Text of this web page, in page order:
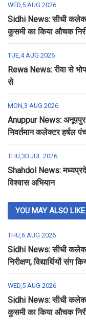
WED,5 AUG 2026
Sidhi News: सीधी
कुसमी का किया औचक
TUE,4 AUG 2026
Rewa News: रीवा से
से
MON,3 AUG 2026
Anuppur News: अनूपपुर
निवर्तमान कलेक्टर हर्षल
THU,30 JUL 2026
Shahdol News:
विश्वास अभियान
YOU MAY ALSO LIKE
THU,6 AUG 2026
Sidhi News: सीधी
निरीक्षण, विद्यार्थियों संग
WED,5 AUG 2026
Sidhi News: सीधी
कुसमी का किया औचक